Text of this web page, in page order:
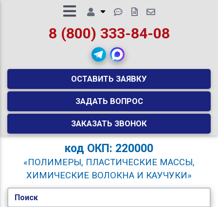
8 (800) 333-84-08
ОСТАВИТЬ ЗАЯВКУ
ЗАДАТЬ ВОПРОС
ЗАКАЗАТЬ ЗВОНОК
код ОКП: 220000
«ПОЛИМЕРЫ, ПЛАСТИЧЕСКИЕ МАССЫ,
ХИМИЧЕСКИЕ ВОЛОКНА И КАУЧУКИ»
Поиск